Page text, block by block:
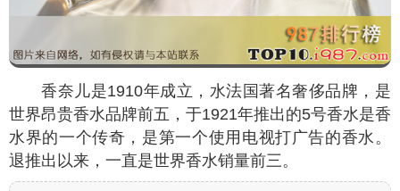
香奈儿是1910年成立，水法国著名奢侈品牌，是
世界昂贵香水品牌前五，于1921年推出的5号香水是香
水界的一个传奇，是第一个使用电视打广告的香水。
退推出以来，一直是世界香水销量前三。